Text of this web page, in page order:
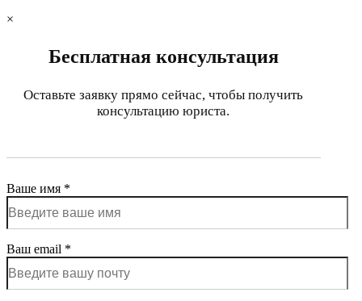
×
Бесплатная консультация
Оставьте заявку прямо сейчас, чтобы получить
консультацию юриста.
Ваше имя *
Ваш email *